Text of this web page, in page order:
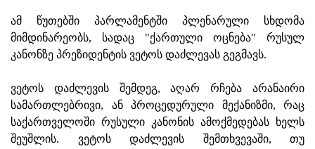
ამ წუთებში პარლამენტში პლენარული სხდომა
მიმდინარეობს, სადაც "ქართული ოცნება" რუსულ
კანონზე პრეზიდენტის ვეტოს დაძლევას გეგმავს.
ვეტოს დაძლევის შემდეგ, აღარ რჩება არანაირი
სამართლებრივი, ან პროცედურული მექანიზმი, რაც
საქართველოში რუსული კანონის ამოქმედებას ხელს
შეუშლის. ვეტოს დაძლევის შემთხვევაში, თუ